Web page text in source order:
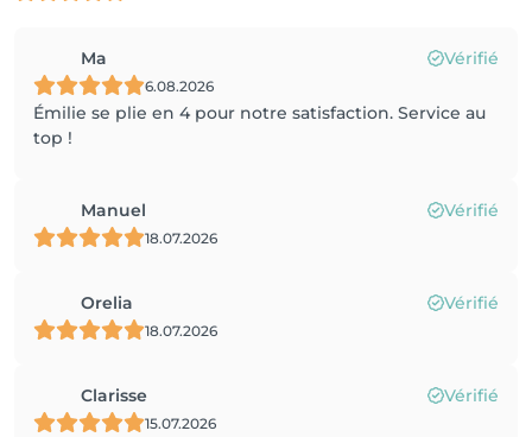
Ma Vérifié
6.08.2026
Émilie se plie en 4 pour notre satisfaction. Service au
top !
Manuel Vérifié
18.07.2026
Orelia Vérifié
18.07.2026
Clarisse Vérifié
15.07.2026